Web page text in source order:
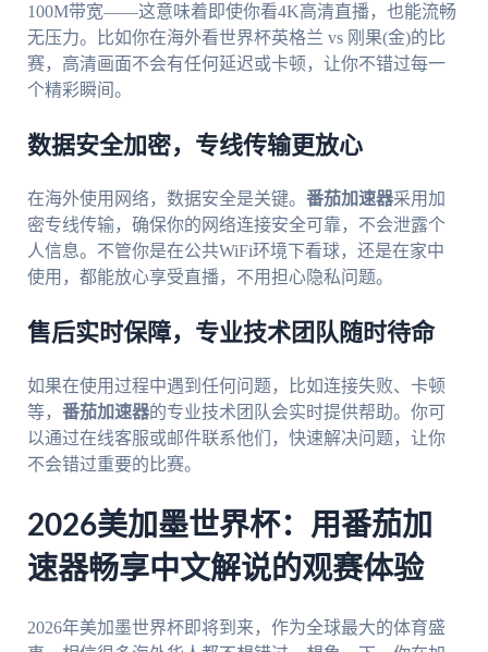
100M带宽——这意味着即使你看4K高清直播，也能流畅
无压力。比如你在海外看世界杯英格兰 vs 刚果(金)的比
赛，高清画面不会有任何延迟或卡顿，让你不错过每一
个精彩瞬间。
数据安全加密，专线传输更放心
在海外使用网络，数据安全是关键。 番茄加速器采用加
密专线传输，确保你的网络连接安全可靠，不会泄露个
人信息。不管你是在公共WiFi环境下看球，还是在家中
使用，都能放心享受直播，不用担心隐私问题。
售后实时保障，专业技术团队随时待命
如果在使用过程中遇到任何问题，比如连接失败、卡顿
等， 番茄加速器的专业技术团队会实时提供帮助。你可
以通过在线客服或邮件联系他们，快速解决问题，让你
不会错过重要的比赛。
2026美加墨世界杯：用番茄加
速器畅享中文解说的观赛体验
2026年美加墨世界杯即将到来，作为全球最大的体育盛